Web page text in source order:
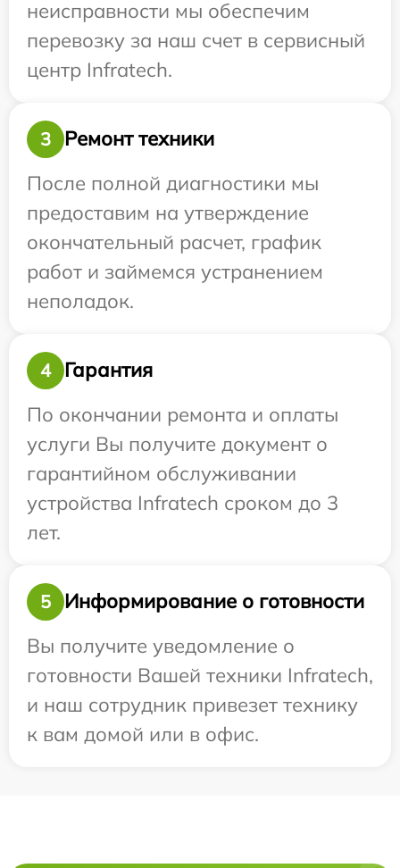
неисправности мы обеспечим
перевозку за наш счет в сервисный
центр Infratech.
3
Ремонт техники
После полной диагностики мы
предоставим на утверждение
окончательный расчет, график
работ и займемся устранением
неполадок.
4
Гарантия
По окончании ремонта и оплаты
услуги Вы получите документ о
гарантийном обслуживании
устройства Infratech сроком до 3
лет.
5
Информирование о готовности
Вы получите уведомление о
готовности Вашей техники Infratech,
и наш сотрудник привезет технику
к вам домой или в офис.